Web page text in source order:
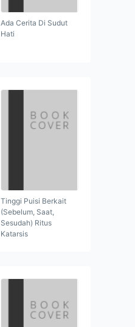
Ada Cerita Di Sudut
Hati
Tinggi Puisi Berkait
(Sebelum, Saat,
Sesudah) Ritus
Katarsis